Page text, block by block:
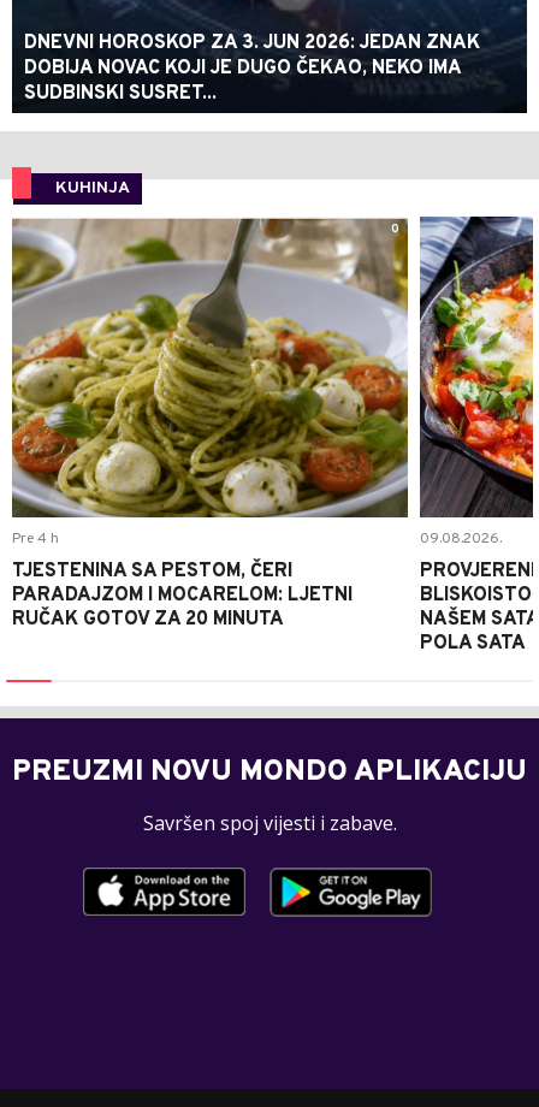
DNEVNI HOROSKOP ZA 3. JUN 2026: JEDAN ZNAK
DOBIJA NOVAC KOJI JE DUGO ČEKAO, NEKO IMA
SUDBINSKI SUSRET...
KUHINJA
0
Pre 4 h
TJESTENINA SA PESTOM, ČERI
PARADAJZOM I MOCARELOM: LJETNI
RUČAK GOTOV ZA 20 MINUTA
09.08.2026.
NAŠEM
POLA SATA
PREUZMI NOVU MONDO APLIKACIJU
Savršen spoj vijesti i zabave.